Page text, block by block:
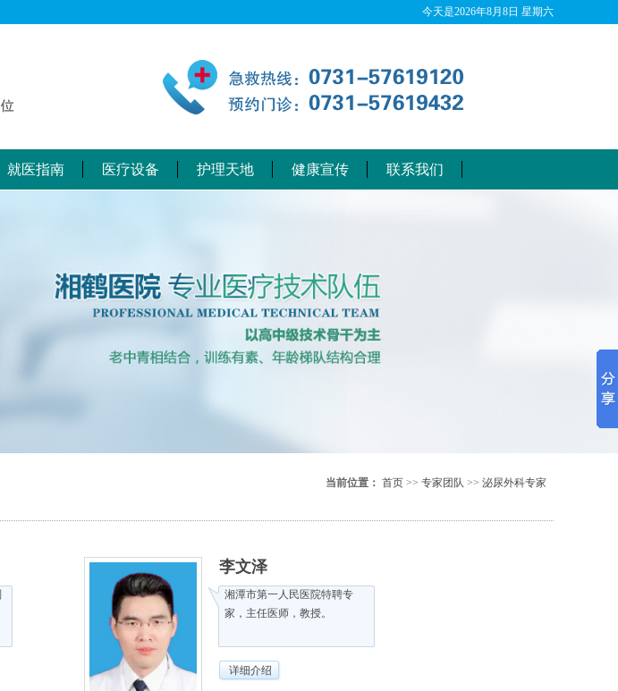
今天是2026年8月8日 星期六
就医指南 医疗设备 护理天地 健康宣传 联系我们
当前位置： 首页 >> 专家团队 >> 泌尿外科专家
李文泽
湘潭市第一人民医院特聘专
家，主任医师，教授。
详细介绍